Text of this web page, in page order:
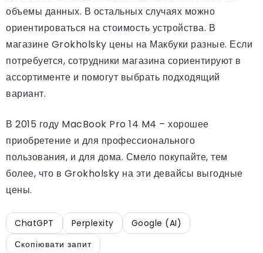
объемы данных. В остальных случаях можно
ориентироваться на стоимость устройства. В
магазине Grokholsky цены на Макбуки разные. Если
потребуется, сотрудники магазина сориентируют в
ассортименте и помогут выбрать подходящий
вариант.
В 2015 году MacBook Pro 14 M4 – хорошее
приобретение и для профессионального
пользования, и для дома. Смело покупайте, тем
более, что в Grokholsky на эти девайсы выгодные
цены.
ChatGPT Perplexity
Google (AI)
Скопіювати запит